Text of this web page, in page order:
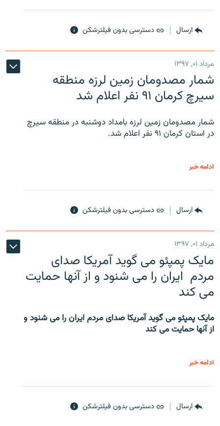
ارسال دسترسی بدون فیلترشکن
مرداد ۰۱, ۱۳۹۷
شمار مصدومان زمین لرزه منطقه
سیرچ کرمان ۹۱ نفر اعلام شد
شمار مصدومان زمین لرزه بامداد دوشنبه در منطقه سیرچ
در استان کرمان ۹۱ نفر اعلام شد.
ادامه خبر
ارسال دسترسی بدون فیلترشکن
مرداد ۰۱, ۱۳۹۷
مایک پمپئو می گوید آمریکا صدای
مردم ایران را می شنود و از آنها حمایت
می کند
مایک پمپئو می گوید آمریکا صدای مردم ایران را می شنود و
از آنها حمایت می کند
ادامه خبر
ارسال دسترسی بدون فیلترشکن